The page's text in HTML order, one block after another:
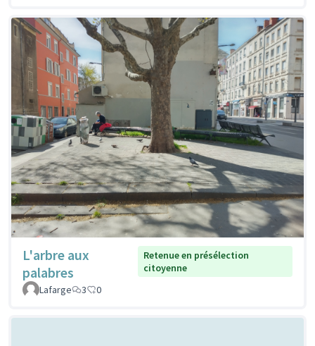
L'arbre aux
palabres
Retenue en présélection
citoyenne
Lafarge
3 0